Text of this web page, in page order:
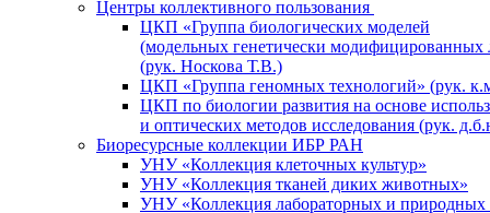
Центры коллективного пользования
ЦКП «Группа биологических моделей
(модельных генетически
(рук. Носкова Т.В.)
ЦКП «Группа геномных технологий» (рук.
ЦКП по биологии развития на основе
и оптических методов исследования (рук.
Биоресурсные коллекции ИБР РАН
УНУ «Коллекция клеточных культур»
УНУ «Коллекция тканей диких животных»
УНУ «Коллекция лабораторных и природных